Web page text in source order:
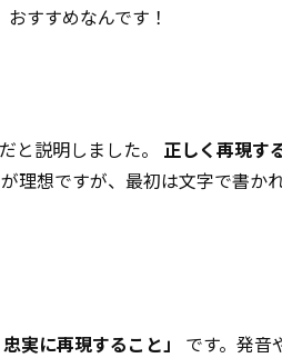
おすすめなんです！
と説明しました。 正しく再現す
理想ですが、最初は文字で書か
忠実に再現すること」
です。発音